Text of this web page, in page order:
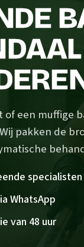
een muffige
pakken de
specialisten
WhatsApp
van 48 uur